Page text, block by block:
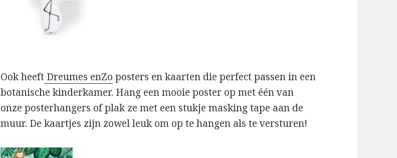
Ook heeft Dreumes enZo posters en kaarten die perfect passen in een
botanische kinderkamer. Hang een mooie poster op met één van
onze posterhangers of plak ze met een stukje masking tape aan de
muur. De kaartjes zijn zowel leuk om op te hangen als te versturen!